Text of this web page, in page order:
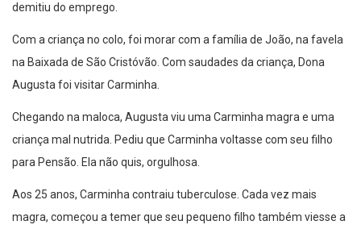
demitiu do emprego.
Com a criança no colo, foi morar com a família de João, na favela
na Baixada de São Cristóvão. Com saudades da criança, Dona
Augusta foi visitar Carminha.
Chegando na maloca, Augusta viu uma Carminha magra e uma
criança mal nutrida. Pediu que Carminha voltasse com seu filho
para Pensão. Ela não quis, orgulhosa.
Aos 25 anos, Carminha contraiu tuberculose. Cada vez mais
magra, começou a temer que seu pequeno filho também viesse a